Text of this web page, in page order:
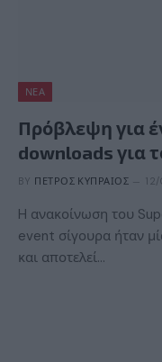
ΝΈΑ
Πρόβλεψη για
downloads για
BY ΠΈΤΡΟΣ ΚΥΠΡΑΊΟΣ
H ανακοίνωση του
event σίγουρα ήταν
και αποτελεί…